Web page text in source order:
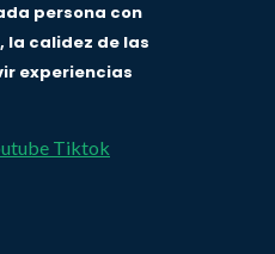
persona con
la calidez de las
experiencias
Tiktok